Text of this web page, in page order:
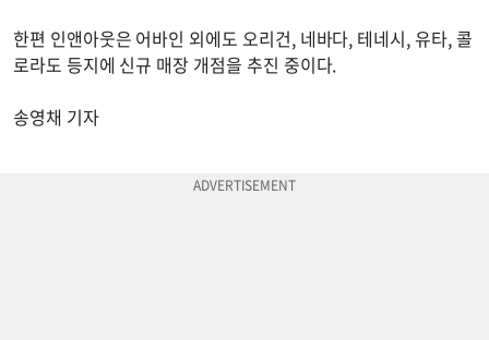
한편 인앤아웃은 어바인 외에도 오리건, 네바다, 테네시, 유타, 콜
로라도 등지에 신규 매장 개점을 추진 중이다.
송영채 기자